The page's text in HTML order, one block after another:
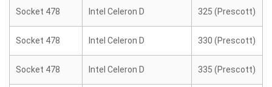
Socket 478 Intel Celeron D 325 (Prescott)
Socket 478 Intel Celeron D 330 (Prescott)
Socket 478 Intel Celeron D 335 (Prescott)